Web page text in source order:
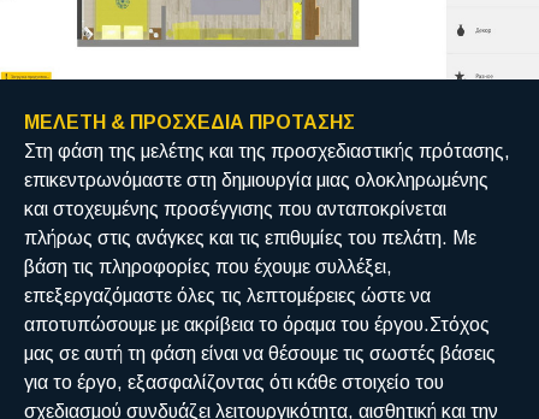
ΜΕΛΕΤΗ & ΠΡΟΣΧΕΔΙΑ ΠΡΟΤΑΣΗΣ
Στη φάση της μελέτης και της προσχεδιαστικής πρότασης,
επικεντρωνόμαστε στη δημιουργία μιας ολοκληρωμένης
και στοχευμένης προσέγγισης που ανταποκρίνεται
πλήρως στις ανάγκες και τις επιθυμίες του πελάτη. Με
βάση τις πληροφορίες που έχουμε συλλέξει,
επεξεργαζόμαστε όλες τις λεπτομέρειες ώστε να
αποτυπώσουμε με ακρίβεια το όραμα του έργου.Στόχος
μας σε αυτή τη φάση είναι να θέσουμε τις σωστές βάσεις
για το έργο, εξασφαλίζοντας ότι κάθε στοιχείο του
σχεδιασμού συνδυάζει λειτουργικότητα, αισθητική και την